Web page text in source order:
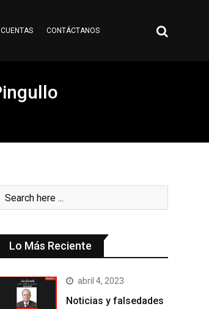
CONTÁCTANOS
Lo Más Reciente
abril 4, 2023
Noticias y falsedades